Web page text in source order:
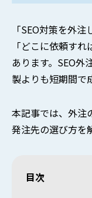
「SEO対策を外
「どこに依頼す
あります。SEO外
製よりも短期間で
本記事では、外注
発注先の選び方を
目次